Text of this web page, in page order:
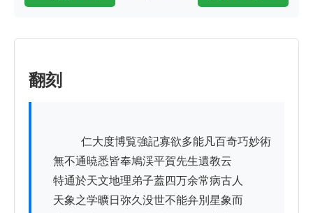
翻刻
無不通暁悉皆奉鳩渓平賀先生遺教云
特通於天文地理弟子蓋四万余常病古人
天象之学曠日弥久没世不能弁別星象而